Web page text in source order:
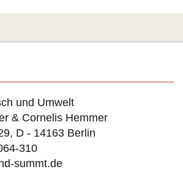
und Umwelt
& Cornelis Hemmer
D - 14163 Berlin
310
summt.de